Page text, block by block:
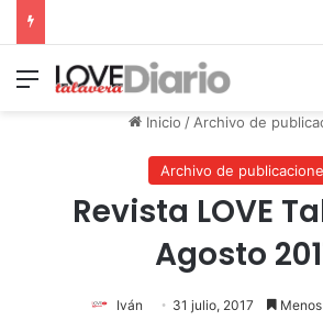
Menú
Inicio / Archivo de
Archivo de
Revista LOVE
Agosto
Iván 31 julio, 2017